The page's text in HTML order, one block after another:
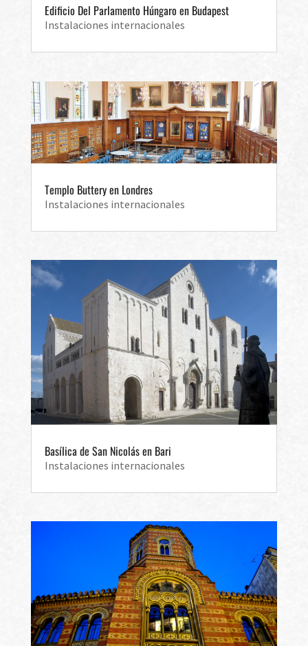
Edificio Del Parlamento Húngaro en Budapest
Instalaciones internacionales
Templo Buttery en Londres
Instalaciones internacionales
Basílica de San Nicolás en Bari
Instalaciones internacionales